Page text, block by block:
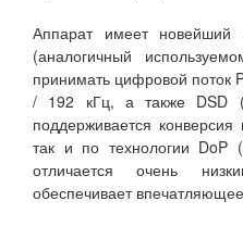
Аппарат имеет новейший
(аналогичный
принимать цифровой поток
/ 192 кГц, а также
поддерживается
так и по технологии DoP
отличается очень
обеспечивает